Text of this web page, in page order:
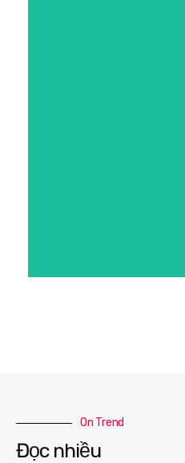
On Trend
Đọc nhiều